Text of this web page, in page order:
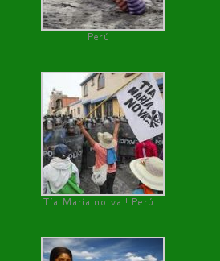
Perú
Tía María no va ! Perú